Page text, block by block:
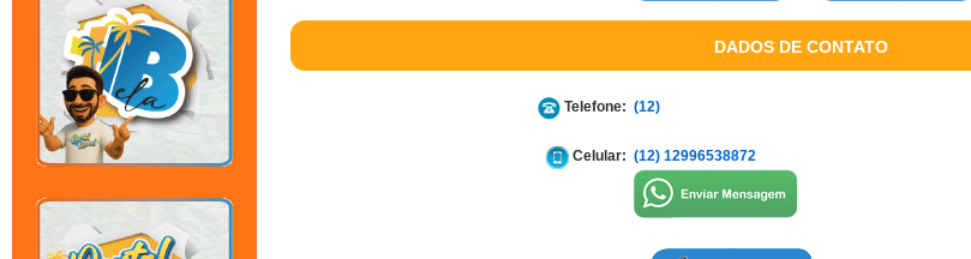
DADOS DE CONTATO
Telefone: (12)
Celular: (12) 12996538872